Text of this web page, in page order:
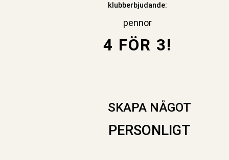
klubberbjudande:
pennor
4 FÖR 3!
SKAPA NÅGOT
PERSONLIGT